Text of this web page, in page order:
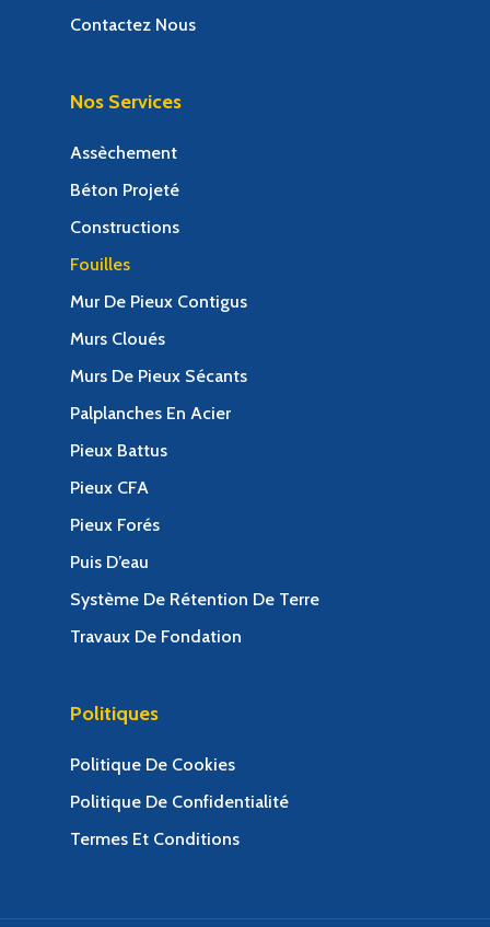
Contactez Nous
Nos Services
Assèchement
Béton Projeté
Constructions
Fouilles
Mur De Pieux Contigus
Murs Cloués
Murs De Pieux Sécants
Palplanches En Acier
Pieux Battus
Pieux CFA
Pieux Forés
Puis D’eau
Système De Rétention De Terre
Travaux De Fondation
Politiques
Politique De Cookies
Politique De Confidentialité
Termes Et Conditions